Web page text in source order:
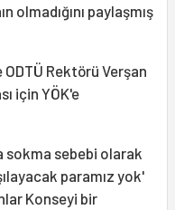
olmadığını paylaşmış
Rektörü Verşan
için YÖK'e
sokma sebebi olarak
paramız yok'
Konseyi bir